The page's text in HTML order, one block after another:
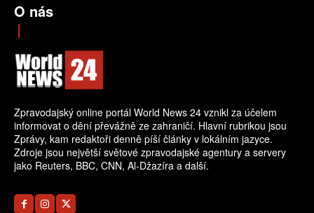
O nás
Zpravodajský online portál World News 24 vznikl za účelem
informovat o dění převážně ze zahraničí. Hlavní rubrikou jsou
Zprávy, kam redaktoři denně píší články v lokálním jazyce.
Zdroje jsou největší světové zpravodajské agentury a servery
jako Reuters, BBC, CNN, Al-Džazíra a další.